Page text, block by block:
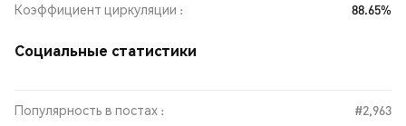
Коэффициент циркуляции
88.65%
Социальные статистики
Популярность в постах :
#2,963